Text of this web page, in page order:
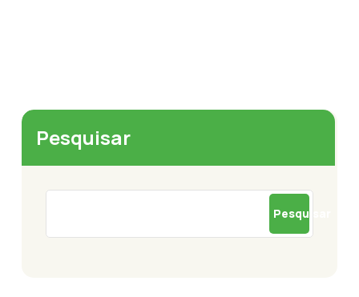
Pesquisar
Pesquisar